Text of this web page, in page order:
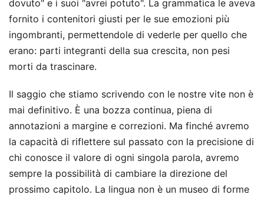
dovuto" e i suoi "avrei potuto". La grammatica le aveva
fornito i contenitori giusti per le sue emozioni più
ingombranti, permettendole di vederle per quello che
erano: parti integranti della sua crescita, non pesi
morti da trascinare.
Il saggio che stiamo scrivendo con le nostre vite non è
mai definitivo. È una bozza continua, piena di
annotazioni a margine e correzioni. Ma finché avremo
la capacità di riflettere sul passato con la precisione di
chi conosce il valore di ogni singola parola, avremo
sempre la possibilità di cambiare la direzione del
prossimo capitolo. La lingua non è un museo di forme